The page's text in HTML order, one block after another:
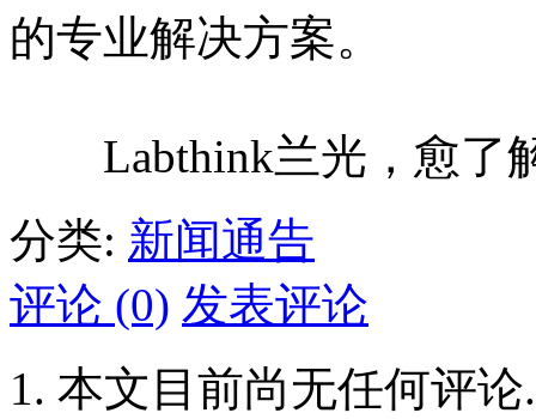
的专业解决方案。
Labthink兰光，愈了
分类: 新闻通告
评论 (0) 发表评论
本文目前尚无任何评论.